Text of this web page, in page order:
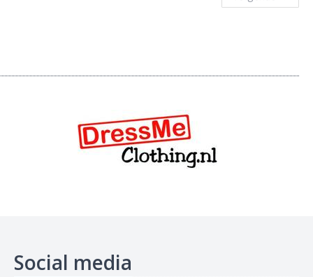
Social media